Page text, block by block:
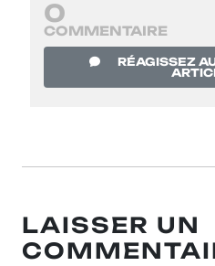
0
COMMENTAIRE
RÉAGISSEZ
LAISSER UN